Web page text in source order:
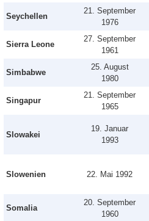
Seychellen
21. September
1976
Sierra Leone
27. September
1961
Simbabwe
25. August
1980
Singapur
21. September
1965
Slowakei
19. Januar
1993
Slowenien 22. Mai 1992
Somalia
20. September
1960